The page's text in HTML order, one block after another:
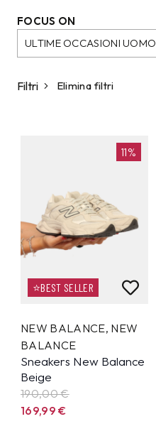
FOCUS ON
ULTIME OCCASIONI UOMO
Filtri Elimina filtri
11%
⭐BEST SELLER
NEW BALANCE, NEW
BALANCE
Sneakers New Balance
Beige
190,00 €
169,99€